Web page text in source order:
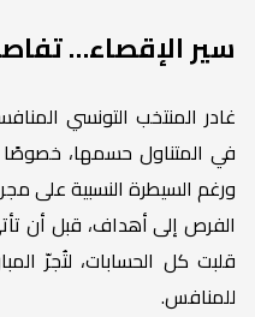
سير الإقصاء…
غادر المنتخب التونسي
في المتناول حسمها، خصوصًا
ورغم السيطرة النسبية على
الفرص إلى أهداف، قبل أن
قلبت كل الحسابات، لتُجرّ
للمنافس.